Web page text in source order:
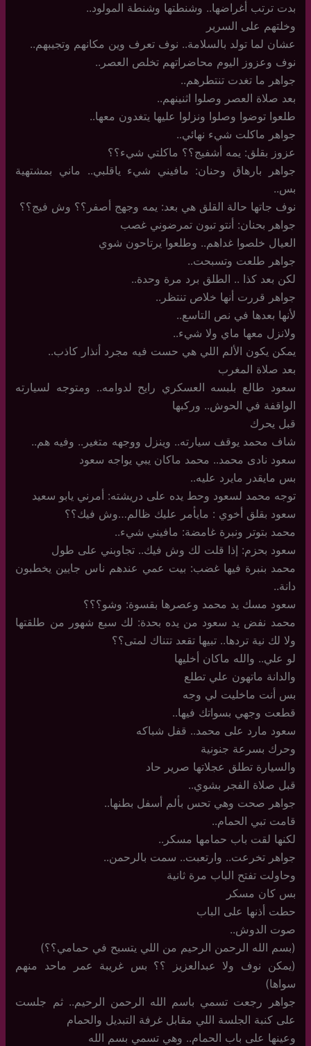
بدت ترتب أغراضها.. وشنطتها وشنطة المولود..
وخلتهم على السرير
عشان لما تولد بالسلامة.. نوف تعرف وين مكانهم وتجيبهم..
نوف وعزوز اليوم محاضراتهم تخلص العصر..
جواهر ما تغدت تنتطرهم..
بعد صلاة العصر وصلوا اثنينهم..
طلعوا توضوا وصلوا ونزلوا عليها يتغدون معها..
جواهر ماكلت شيء نهائي..
عزوز بقلق: يمه أشفيج؟؟ ماكلتي شيء؟؟
جواهر بارهاق وحنان: مافيني شيء ياقلبي.. ماني بمشتهية
بس..
نوف جاتها حالة القلق هي بعد: يمه وجهج أصفر؟؟ وش فيج؟؟
جواهر بحنان: أنتو تبون تمرضوني غصب
العيال خلصوا غداهم.. وطلعوا يرتاحون شوي
جواهر طلعت وتسبحت..
لكن بعد كذا .. الطلق برد مرة وحدة..
جواهر قررت أنها خلاص تنتظر..
لأنها بعدها في نص التاسع..
ولانزل معها ماي ولا شيء..
يمكن يكون الألم اللي هي حست فيه مجرد أنذار كاذب..
بعد صلاة المغرب
سعود طالع بلبسه العسكري رايح لدوامه.. ومتوجه لسيارته
الواقفة في الحوش.. وركبها
قبل يحرك
شاف محمد يوقف سيارته.. وينزل ووجهه متغير.. وفيه هم..
سعود نادى محمد.. محمد ماكان يبي يواجه سعود
بس مايقدر مايرد عليه..
توجه محمد لسعود وحط يده على دريشته: أمرني يابو سعيد
سعود بقلق أخوي : مايأمر عليك ظالم…وش فيك؟؟
محمد بتوتر ونبرة غامضة: مافيني شيء..
سعود بحزم: إذا قلت لك وش فيك.. تجاوبني على طول
محمد بنبرة فيها غضب: بيت عمي عندهم ناس جايين يخطبون
دانة..
سعود مسك يد محمد وعصرها بقسوة: وشو؟؟؟
محمد نفض يد سعود من يده بحدة: لك سبع شهور من طلقتها
ولا لك نية تردها.. تبيها تقعد تتناك لمتى؟؟
لو علي.. والله ماكان أخليها
والدانة ماتهون علي تطلع
بس أنت ماخليت لي وجه
قطعت وجهي بسواتك فيها..
سعود مارد على محمد.. قفل شباكه
وحرك بسرعة جنونية
والسيارة تطلق عجلاتها صرير حاد
قبل صلاة الفجر بشوي..
جواهر صحت وهي تحس بألم أسفل بطنها..
قامت تبي الحمام..
لكنها لقت باب حمامها مسكر..
جواهر تخرعت.. وارتعبت.. سمت بالرحمن..
وحاولت تفتح الباب مرة ثانية
بس كان مسكر
حطت أذنها على الباب
صوت الدوش..
(بسم الله الرحمن الرحيم من اللي يتسبح في حمامي؟؟)
(يمكن نوف ولا عبدالعزيز ؟؟ بس غريبة عمر ماحد منهم
سواها)
جواهر رجعت تسمي باسم الله الرحمن الرحيم.. ثم جلست
على كنبة الجلسة اللي مقابل غرفة التبديل والحمام
وعينها على باب الحمام.. وهي تسمي بسم الله